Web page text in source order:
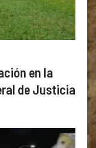
en la
de Justicia